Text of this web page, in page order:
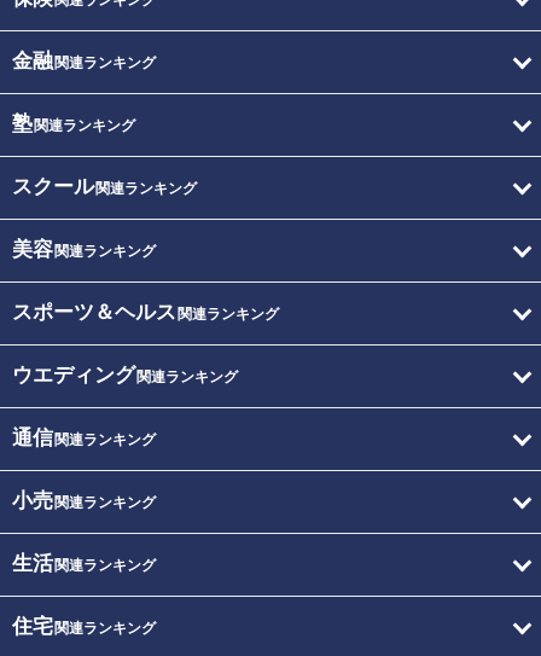
金融関連ランキング
塾関連ランキング
スクール関連ランキング
美容関連ランキング
スポーツ＆ヘルス 関連ランキング
ウエディング関連ランキング
通信関連ランキング
小売関連ランキング
生活関連ランキング
住宅関連ランキング